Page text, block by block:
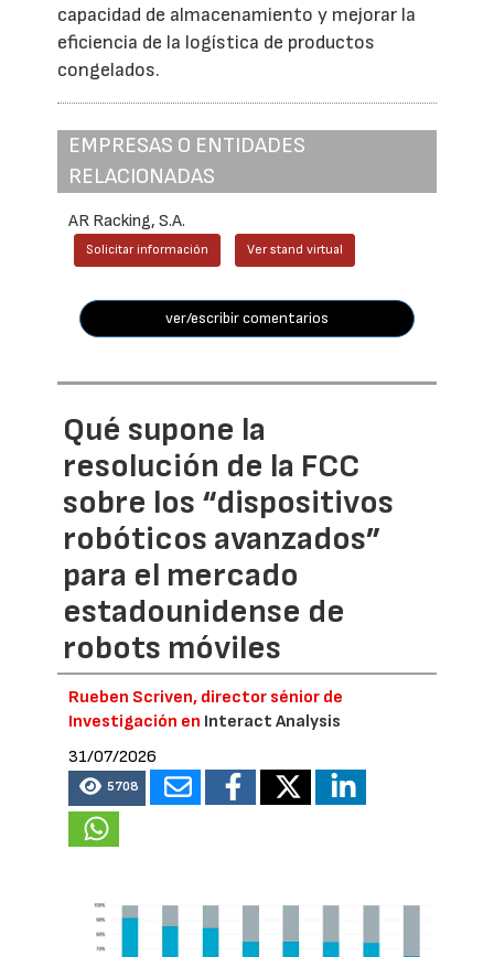
capacidad de almacenamiento y mejorar la
eficiencia de la logística de productos
congelados.
EMPRESAS O ENTIDADES
RELACIONADAS
AR Racking, S.A.
Solicitar información Ver stand virtual
ver/escribir comentarios
Qué supone la
resolución de la FCC
sobre los “dispositivos
robóticos avanzados”
para el mercado
estadounidense de
robots móviles
Rueben Scriven, director sénior de
Investigación en Interact Analysis
31/07/2026
5708